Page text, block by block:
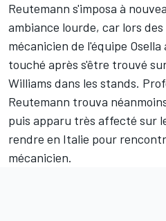
Reutemann s'imposa à
ambiance lourde, car lors
mécanicien de l'équipe
touché après s'être trouvé
Williams dans les stands.
Reutemann trouva
puis apparu très affecté sur
rendre en Italie pour
mécanicien.